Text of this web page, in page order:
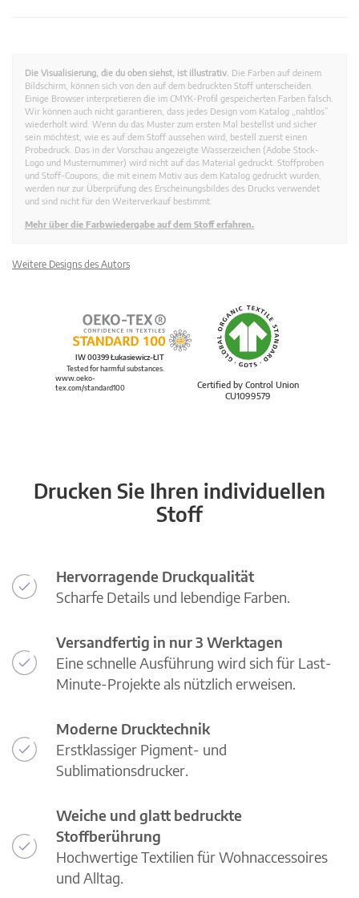
Die Visualisierung, die du oben siehst, ist illustrativ. Die Farben auf deinem
Bildschirm, können sich von den auf dem bedruckten Stoff unterscheiden.
Einige Browser interpretieren die im CMYK-Profil gespeicherten Farben falsch.
Wir können auch nicht garantieren, dass jedes Design vom Katalog „nahtlos”
wiederholt wird. Wenn du das Muster zum ersten Mal bestellst und sicher
sein möchtest, wie es auf dem Stoff aussehen wird, bestell zuerst einen
Probedruck. Das in der Vorschau angezeigte Wasserzeichen (Adobe Stock-
Logo und Musternummer) wird nicht auf das Material gedruckt. Stoffproben
und Stoff-Coupons, die mit einem Motiv aus dem Katalog gedruckt wurden,
werden nur zur Überprüfung des Erscheinungsbildes des Drucks verwendet
und sind nicht für den Weiterverkauf bestimmt.
Mehr über die Farbwiedergabe auf dem Stoff erfahren.
Weitere Designs des Autors
Certified by Control Union
CU1099579
IW 00399 Łukasiewicz-ŁIT
Tested for harmful substances.
www.oeko-
tex.com/standard100
Drucken Sie Ihren individuellen
Stoff
Hervorragende Druckqualität
Scharfe Details und lebendige Farben.
Versandfertig in nur 3 Werktagen
Eine schnelle Ausführung wird sich für Last-
Minute-Projekte als nützlich erweisen.
Moderne Drucktechnik
Erstklassiger Pigment- und
Sublimationsdrucker.
Weiche und glatt bedruckte
Stoffberührung
Hochwertige Textilien für Wohnaccessoires
und Alltag.